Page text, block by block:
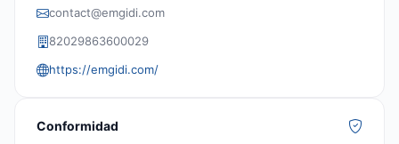
contact@emgidi.com
82029863600029
https://emgidi.com/
Conformidad